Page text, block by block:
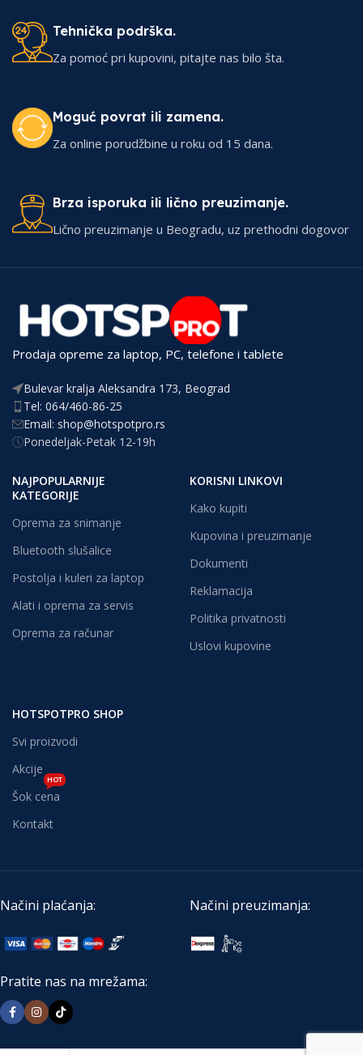
Tehnička podrška.
Za pomoć pri kupovini, pitajte nas bilo šta.
Moguć povrat ili zamena.
Za online porudžbine u roku od 15 dana.
Brza isporuka ili lično preuzimanje.
Lično preuzimanje u Beogradu, uz prethodni dogovor
Prodaja opreme za laptop, PC, telefone i tablete
Bulevar kralja Aleksandra 173, Beograd
Tel: 064/460-86-25
Email: shop@hotspotpro.rs
Ponedeljak-Petak 12-19h
NAJPOPULARNIJE
KATEGORIJE
Oprema za snimanje
Bluetooth slušalice
Postolja i kuleri za laptop
Alati i oprema za servis
Oprema za računar
KORISNI LINKOVI
Kako kupiti
Kupovina i preuzimanje
Dokumenti
Reklamacija
Politika privatnosti
Uslovi kupovine
HOTSPOTPRO SHOP
Svi proizvodi
Akcije
Šok cena
HOT
Kontakt
Načini plaćanja: Načini preuzimanja:
Pratite nas na mrežama: